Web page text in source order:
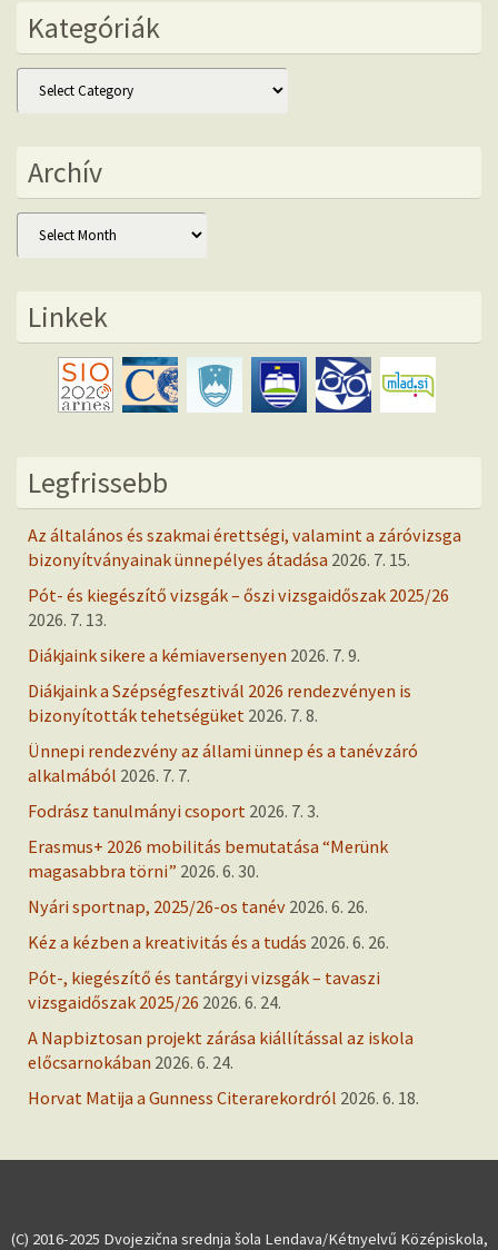
Kategóriák
Kategóriák
Archív
Archív
Linkek
Legfrissebb
Az általános és szakmai érettségi, valamint a záróvizsga
bizonyítványainak ünnepélyes átadása 2026. 7. 15.
Pót- és kiegészítő vizsgák – őszi vizsgaidőszak 2025/26
2026. 7. 13.
Diákjaink sikere a kémiaversenyen 2026. 7. 9.
Diákjaink a Szépségfesztivál 2026 rendezvényen is
bizonyították tehetségüket 2026. 7. 8.
Ünnepi rendezvény az állami ünnep és a tanévzáró
alkalmából 2026. 7. 7.
Fodrász tanulmányi csoport 2026. 7. 3.
Erasmus+ 2026 mobilitás bemutatása “Merünk
magasabbra törni” 2026. 6. 30.
Nyári sportnap, 2025/26-os tanév 2026. 6. 26.
Kéz a kézben a kreativitás és a tudás 2026. 6. 26.
Pót-, kiegészítő és tantárgyi vizsgák – tavaszi
vizsgaidőszak 2025/26 2026. 6. 24.
A Napbiztosan projekt zárása kiállítással az iskola
előcsarnokában 2026. 6. 24.
Horvat Matija a Gunness Citerarekordról 2026. 6. 18.
(C) 2016-2025 Dvojezična srednja šola Lendava/Kétnyelvű Középiskola,